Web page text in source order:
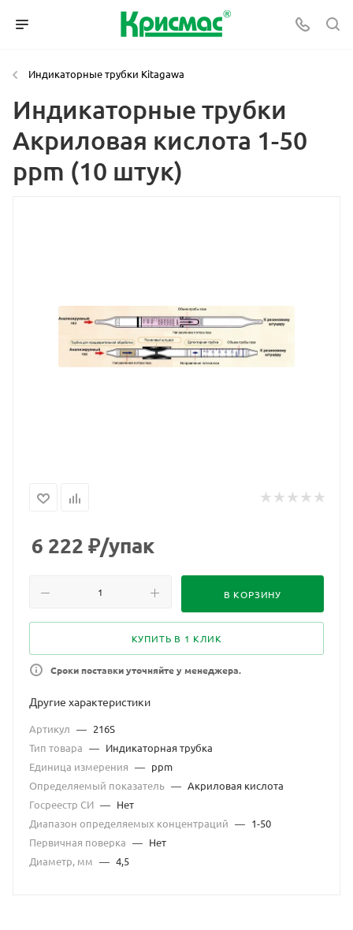
Индикаторные трубки Kitagawa
Индикаторные трубки
Акриловая кислота 1-50
ppm (10 штук)
6 222 ₽/упак
В КОРЗИНУ
КУПИТЬ В 1 КЛИК
Сроки поставки уточняйте у менеджера.
Другие характеристики
Артикул — 216S
Тип товара — Индикаторная трубка
Единица измерения — ppm
Определяемый показатель — Акриловая кислота
Госреестр СИ — Нет
Диапазон определяемых концентраций — 1-50
Первичная поверка — Нет
Диаметр, мм — 4,5